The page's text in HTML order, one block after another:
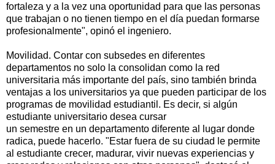
fortaleza y a la vez una oportunidad para que las personas
que trabajan o no tienen tiempo en el día puedan formarse
profesionalmente", opinó el ingeniero.
Movilidad. Contar con subsedes en diferentes
departamentos no solo la consolidan como la red
universitaria más importante del país, sino también brinda
ventajas a los universitarios ya que pueden participar de los
programas de movilidad estudiantil. Es decir, si algún
estudiante universitario desea cursar
un semestre en un departamento diferente al lugar donde
radica, puede hacerlo. "Estar fuera de su ciudad le permite
al estudiante crecer, madurar, vivir nuevas experiencias y